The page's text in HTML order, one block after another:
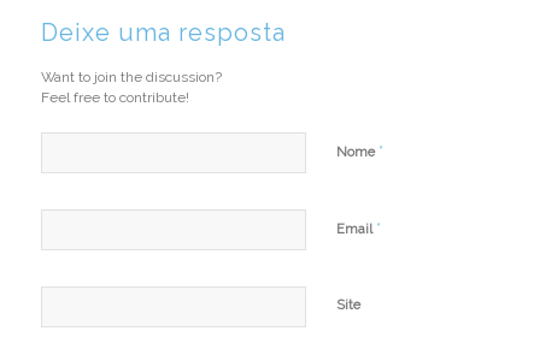
Deixe uma resposta
Want to join the discussion?
Feel free to contribute!
Nome *
Email *
Site